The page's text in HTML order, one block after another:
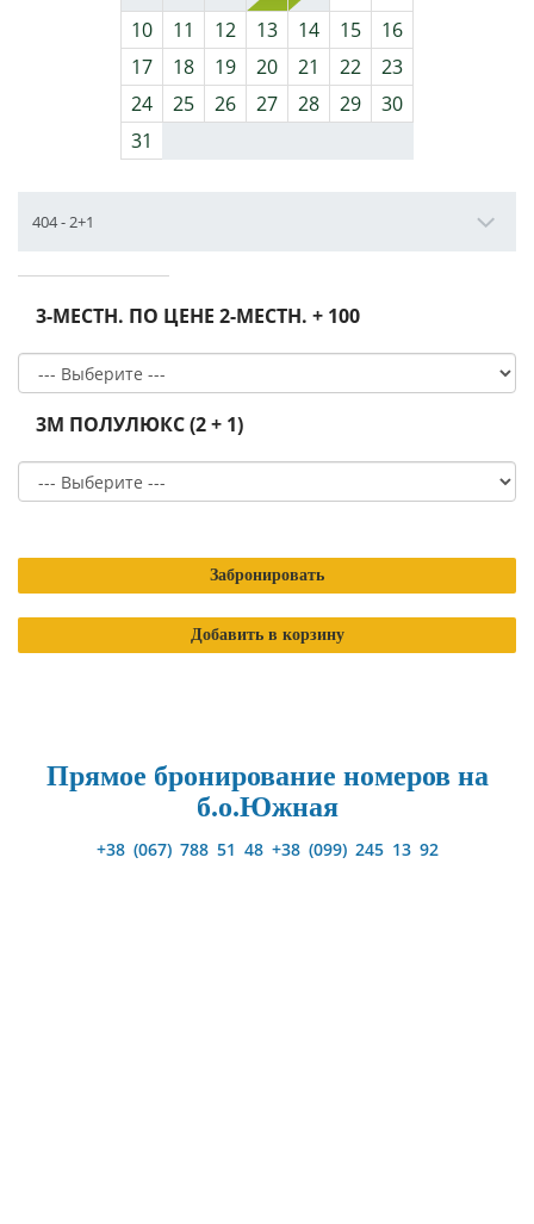
10
11 12 13 14 15
16
17
18 19 20 21 22
23
24
25 26 27 28 29
30
31
3-МЕСТН. ПО ЦЕНЕ 2-МЕСТН. + 100
3М ПОЛУЛЮКС (2 + 1)
Забронировать
Добавить в корзину
Прямое бронирование номеров на
б.о.Южная
+38 (067) 788 51 48 +38 (099) 245 13 92